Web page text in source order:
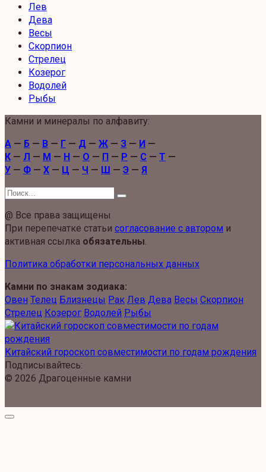
Лев
Дева
Весы
Скорпион
Стрелец
Козерог
Водолей
Рыбы
Камни и минералы по алфавиту:
А — Б — В — Г — Д — Ж — З — И —
К — Л — М — Н — О — П — Р — С — Т —
У — Ф — Х — Ц — Ч — Ш — Э — Я
Search
@ Все права защищены
При перепечатке статьи согласование с автором и
активная ссылка обязательны.
Политика обработки персональных данных
Камни по знакам зодиака:
Овен Телец Близнецы Рак Лев Дева Весы Скорпион
Стрелец Козерог Водолей Рыбы
Китайский гороскоп совместимости по годам рождения
Подписывайтесь:
© 2026 Драгоценные камни